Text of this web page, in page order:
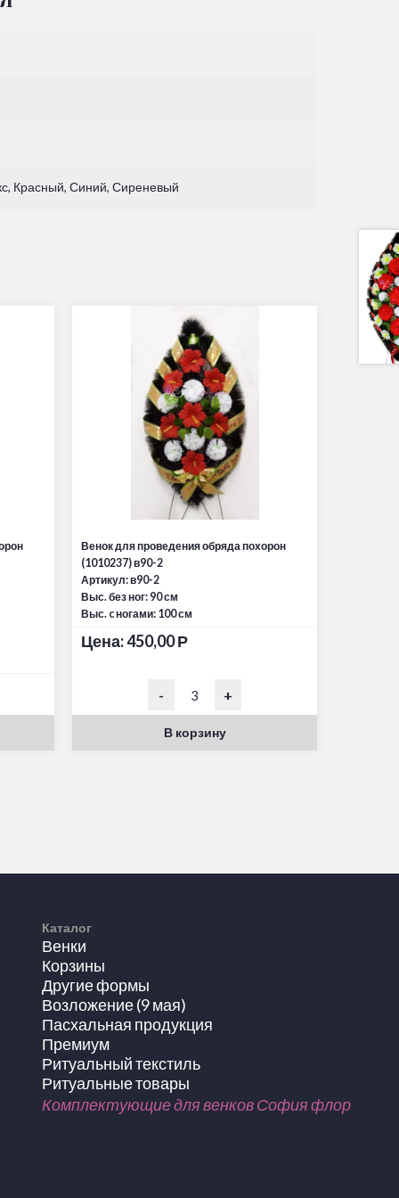
Красный, Синий, Сиреневый
Венок для проведения обряда похорон
(1010237) в90-2
Артикул: в90-2
Выс. без ног: 90 см
Выс. c ногами: 100 см
Цена:450,00Р
- +
В корзину
Каталог
Венки
Корзины
Другие формы
Возложение (9 мая)
Пасхальная продукция
Премиум
Ритуальный текстиль
Ритуальные товары
Комплектующие для венков София флор